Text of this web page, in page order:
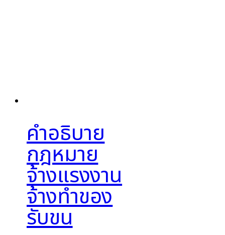
คำอธิบาย
กฎหมาย
จ้างแรงงาน
จ้างทำของ
รับขน